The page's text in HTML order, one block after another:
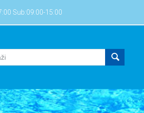
Sub:09:00-15:00